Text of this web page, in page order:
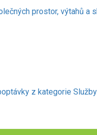
prostor, výtahů a
z kategorie Služby